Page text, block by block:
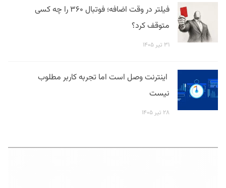
فیلتر در وقت اضافه؛ فوتبال ۳۶۰ را چه کسی
متوقف کرد؟
۳۱ تیر ۱۴۰۵
اینترنت وصل است اما تجربه کاربر مطلوب
نیست
۲۸ تیر ۱۴۰۵